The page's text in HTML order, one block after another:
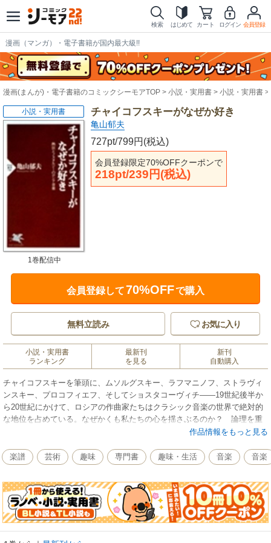
検索 はじめて カート ログイン 会員登録
漫画（マンガ）・電子書籍が国内最大級!!
漫画(まんが)・電子書籍のコミックシーモアTOP 小説・実用書 小説・実用書
チャイコフスキーがなぜか好き
亀山郁夫
727pt/799円(税込)
会員登録限定70%OFFクーポンで
218pt/239円(税込)
小説・実用書
1巻配信中
会員登録して70%OFFで購入
無料立読み お気に入り
小説・実用書
ランキング
最新刊
を見る
新刊
自動購入
チャイコフスキーを筆頭に、ムソルグスキー、ラフマニノフ、ストラヴィ
ンスキー、プロコフィエフ、そしてショスタコーヴィチ――19世紀後半か
ら20世紀にかけて、ロシアの作曲家たちはクラシック音楽の世界で絶対的
な地位を占めている。なぜかくも私たちの心を揺さぶるのか？ 論理を重
視したドイツの古典音楽とは対極的に、艱難の歴史と血に染まる現実を前
のである。近年のドストエフスキー・ブームの火つけ役が、死ぬまで聴い
ていたい“聖なるロシアの旋律”に迫る。ラ・フォル・ジュルネ・オ・ジャポ
家】グリンカ、ボロディン、リムスキー=コルサコフ、スクリャービン、デ
ニソフ、グバイドゥーリナ、シュニトケ、ペルト、カンチェリ、シルヴェ
ストロフ、チーシェンコ、ロストロポーヴィチ、ゲルギエフ
作品情報をもっと見る
楽譜 芸術 趣味 専門書 趣味・生活 音楽 音楽